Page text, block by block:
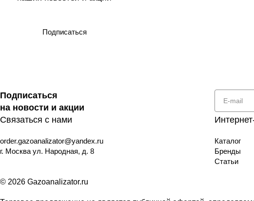
Подписаться
Подписаться
на новости и акции
Связаться с нами
order.gazoanalizator@yandex.ru
г. Москва ул. Народная, д. 8
Каталог
Бренды
Статьи
© 2026 Gazoanalizator.ru